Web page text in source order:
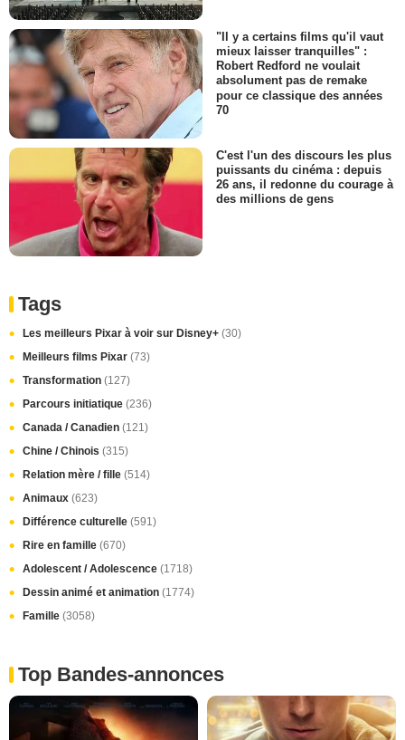
"Il y a certains films qu'il vaut
mieux laisser tranquilles" :
Robert Redford ne voulait
absolument pas de remake
pour ce classique des années
70
C'est l'un des discours les plus
puissants du cinéma : depuis
26 ans, il redonne du courage à
des millions de gens
Tags
Les meilleurs Pixar à voir sur Disney+ (30)
Meilleurs films Pixar (73)
Transformation (127)
Parcours initiatique (236)
Canada / Canadien (121)
Chine / Chinois (315)
Relation mère / fille (514)
Animaux (623)
Différence culturelle (591)
Rire en famille (670)
Adolescent / Adolescence (1718)
Dessin animé et animation (1774)
Famille (3058)
Top Bandes-annonces